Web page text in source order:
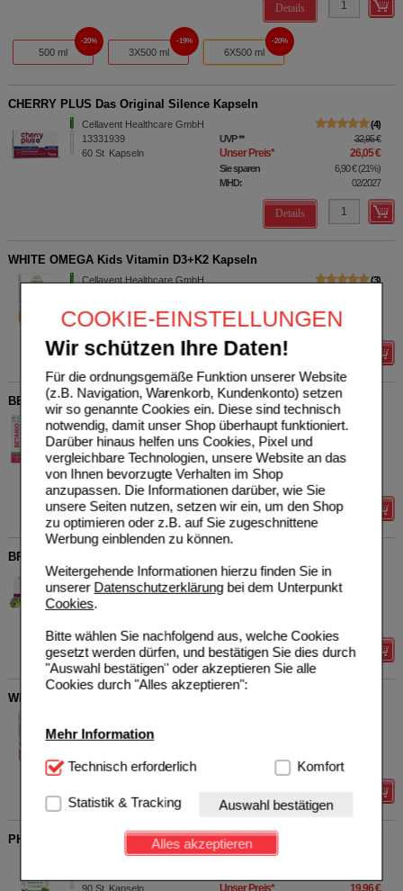
COOKIE-EINSTELLUNGEN
Wir schützen Ihre Daten!
Für die ordnungsgemäße Funktion unserer Website
(z.B. Navigation, Warenkorb, Kundenkonto) setzen
wir so genannte Cookies ein. Diese sind technisch
notwendig, damit unser Shop überhaupt funktioniert.
Darüber hinaus helfen uns Cookies, Pixel und
vergleichbare Technologien, unsere Website an das
von Ihnen bevorzugte Verhalten im Shop
anzupassen. Die Informationen darüber, wie Sie
unsere Seiten nutzen, setzen wir ein, um den Shop
zu optimieren oder z.B. auf Sie zugeschnittene
Werbung einblenden zu können.
Weitergehende Informationen hierzu finden Sie in
unserer Datenschutzerklärungbei dem Unterpunkt
Cookies.
Bitte wählen Sie nachfolgend aus, welche Cookies
gesetzt werden dürfen, und bestätigen Sie dies durch
"Auswahl bestätigen" oder akzeptieren Sie alle
Cookies durch "Alles akzeptieren":
Mehr Information
Technisch Notwendig:Hierbei handelt es sich um
Website notwendig sind (z.B. Navigation, Warenkorb,
Kundenkonto), weshalb auf diese nicht verzichtet
werden kann.
Einkaufserlebnis noch ansprechender zu gestalten,
Technisch erforderlich Komfort
Statistik & Tracking Auswahl bestätigen
Alles akzeptieren
Details
500 ml
20%
3X500 ml
19%
6X500 ml
20%
CHERRY PLUS Das Original Silence Kapseln
Cellavent Healthcare GmbH
13331939
60 St Kapseln
4
UVP** 32,95 €
Unser Preis* 26,05 €
Sie sparen 6,90 €(21%)
MHD:
02/2027
Details
WHITE OMEGA Kids Vitamin D3+K2 Kapseln
Cellavent Healthcare GmbH
45
St Kapseln
3
Unser Preis *
Sie sparen 2,30 €
Details
BETANIO PLUS Rote Beete Konzentrat
Cellavent Healthcare GmbH
18808607
500ml Konzentrat
UVP
Unser Preis*
Sie sparen 5,39 €
Grundpreis
Details
BRASSICA PLUS Kapseln
Cellavent Healthcare GmbH
17827991
30St
UVP**
Details
WHITE OMEGA Pearlz Omega-3-Fettsäuren Weichkapseln
15191997
3,79 €
PHYTHOLISTIC Magnesium Bio Kapseln
Cellavent Healthcare GmbH
90 St Kapseln Unser Preis* 19,96 €